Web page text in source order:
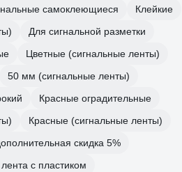
самоклеющиеся
Клейкие
Для сигнальной разметки
Цветные (сигнальные ленты)
50 мм (сигнальные ленты)
Красные оградительные
Красные (сигнальные ленты)
скидка 5%
с пластиком